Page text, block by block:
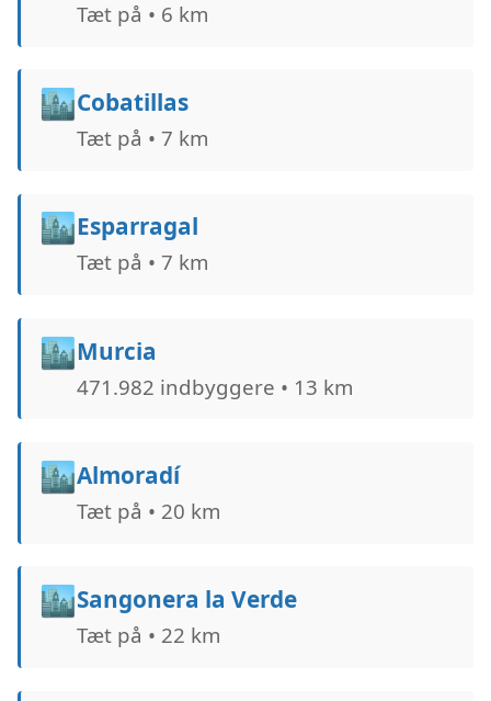
Tæt på • 6 km
🏙️Cobatillas
Tæt på • 7 km
🏙️Esparragal
Tæt på • 7 km
🏙️Murcia
471.982 indbyggere • 13 km
🏙️Almoradí
Tæt på • 20 km
🏙️Sangonera la Verde
Tæt på • 22 km